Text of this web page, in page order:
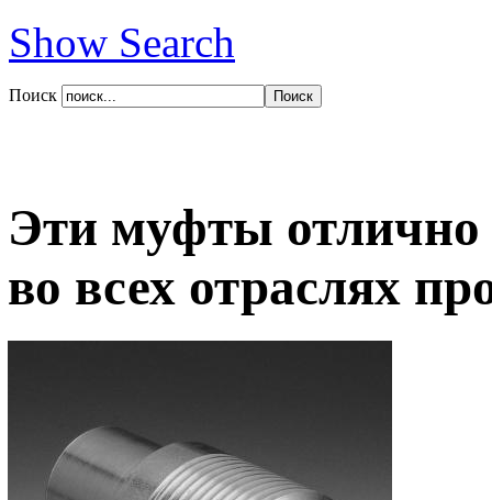
Show Search
Поиск
Эти муфты отлично
во всех отраслях